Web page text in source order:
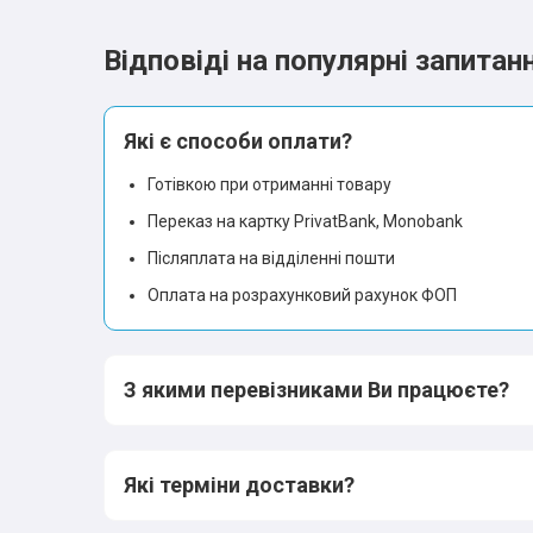
Відповіді на популярні
Які є способи оплати?
Готівкою при отриманні товару
Переказ на картку PrivatBank, Monobank
Післяплата на відділенні пошти
Оплата на розрахунковий рахунок ФОП
З якими перевізниками Ви працюєте?
Які терміни доставки?